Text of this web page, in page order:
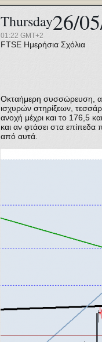
Thursday26/
01:22 GMT+2
FTSE Ημερήσια Σχόλια
Οκταήμερη συσσώρευση,
ισχυρών στηρίξεων,
ανοχή μέχρι και το 176,5
και αν φτάσει στα
από αυτά.